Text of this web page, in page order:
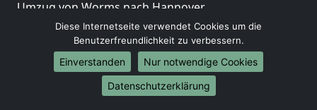
Umzug von Worms nach Hannover
Umzug von Worms nach Nürnberg
Umzug von Worms nach Duisburg
Umzug von Worms nach Bochum
Umzug von Worms nach Wuppertal
Umzug von Worms nach Bielefeld
Diese Internetseite verwendet Cookies um die
Benutzerfreundlichkeit zu verbessern.
Einverstanden
Nur notwendige Cookies
Datenschutzerklärung